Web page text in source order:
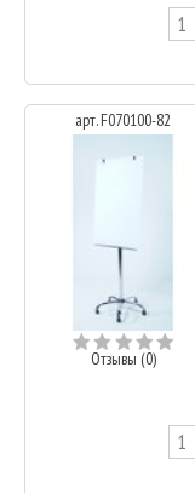
арт. F070100-82
Отзывы (0)